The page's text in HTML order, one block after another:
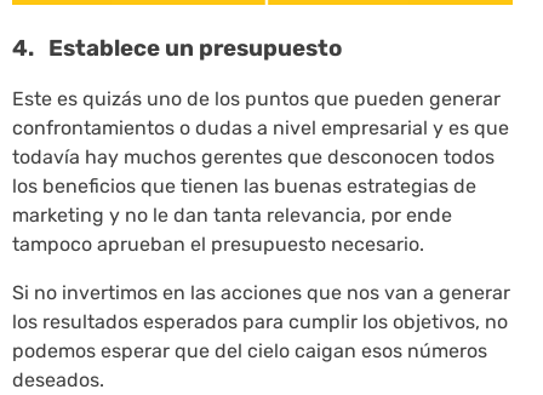
4. Establece un presupuesto
Este es quizás uno de los puntos que pueden generar
confrontamientos o dudas a nivel empresarial y es que
todavía hay muchos gerentes que desconocen todos
los beneficios que tienen las buenas estrategias de
marketing y no le dan tanta relevancia, por ende
tampoco aprueban el presupuesto necesario.
Si no invertimos en las acciones que nos van a generar
los resultados esperados para cumplir los objetivos, no
podemos esperar que del cielo caigan esos números
deseados.